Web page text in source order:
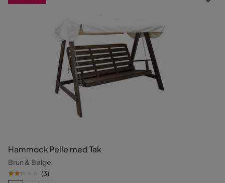
Hammock Pelle med Tak
Brun & Beige
(3)